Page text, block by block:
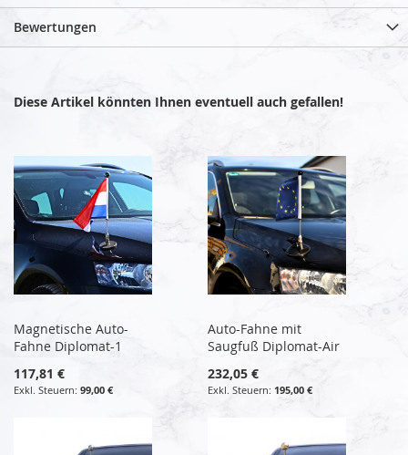
Bewertungen
Diese Artikel könnten Ihnen eventuell auch gefallen!
Magnetische Auto-
Fahne Diplomat-1
117,81 €
99,00 €
Auto-Fahne mit
Saugfuß Diplomat-Air
232,05 €
195,00 €